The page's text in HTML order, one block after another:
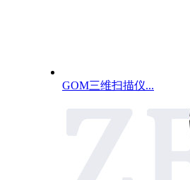
GOM三维扫描仪...